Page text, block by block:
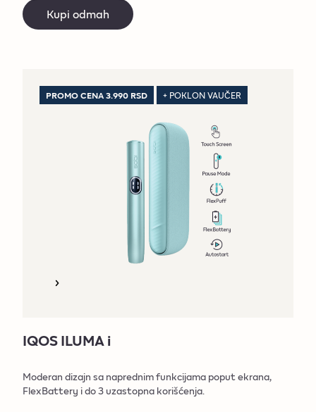
Kupi odmah
PROMO CENA 3.990 RSD + POKLON VAUČER
IQOS ILUMA i
Moderan dizajn sa naprednim funkcijama poput ekrana,
FlexBattery i do 3 uzastopna korišćenja.